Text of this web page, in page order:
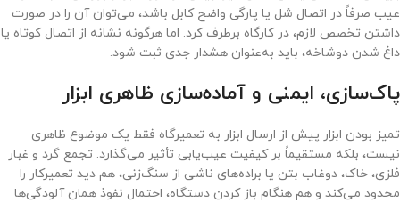
عیب صرفاً در اتصال شل یا پارگی واضح کابل باشد، می‌توان آن را در صورت
داشتن تخصص لازم، در کارگاه برطرف کرد. اما هرگونه نشانه از اتصال کوتاه یا
داغ شدن دوشاخه، باید به‌عنوان هشدار جدی ثبت شود.
پاک‌سازی، ایمنی و آماده‌سازی ظاهری ابزار
تمیز بودن ابزار پیش از ارسال ابزار به تعمیرگاه فقط یک موضوع ظاهری
نیست، بلکه مستقیماً بر کیفیت عیب‌یابی تأثیر می‌گذارد. تجمع گرد و غبار
فلزی، خاک، دوغاب بتن یا براده‌های ناشی از سنگ‌زنی، هم دید تعمیرکار را
محدود می‌کند و هم هنگام باز کردن دستگاه، احتمال نفوذ همان آلودگی‌ها